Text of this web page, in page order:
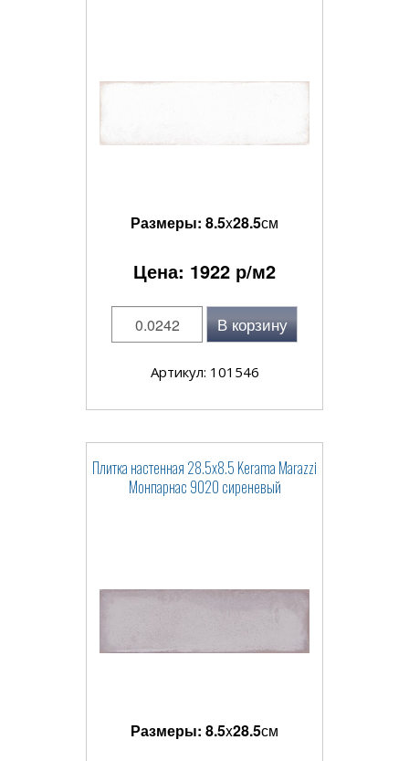
Размеры: 8.5x28.5см
Цена: 1922 р/м2
В корзину
Артикул: 101546
Плитка настенная 28.5x8.5 Kerama Marazzi
Монпарнас 9020 сиреневый
Размеры: 8.5x28.5см